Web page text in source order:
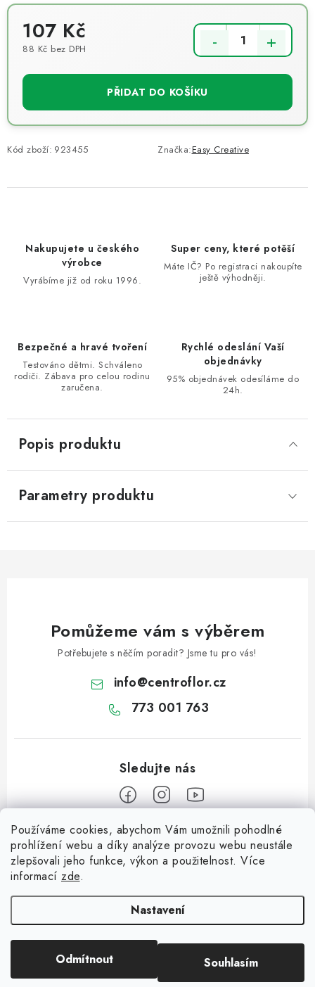
Používáme cookies, abychom Vám umožnili pohodlné
prohlížení webu a díky analýze provozu webu neustále
zlepšovali jeho funkce, výkon a použitelnost. Více
informací zde.
Nastavení
Odmítnout Souhlasím
107 Kč
88 Kč bez DPH
PŘIDAT DO KOŠÍKU
Kód zboží: 923455 Značka:Easy Creative
Nakupujete u českého
výrobce
Vyrábíme již od roku 1996.
Super ceny, které potěší
Máte IČ? Po registraci nakoupíte
ještě výhodněji.
Bezpečné a hravé tvoření
Testováno dětmi. Schváleno
rodiči. Zábava pro celou rodinu
zaručena.
Rychlé odeslání Vaší
objednávky
95% objednávek odesíláme do
24h.
Popis produktu
Parametry produktu
Pomůžeme vám s výběrem
Potřebujete s něčím poradit? Jsme tu pro vás!
info@centroflor.cz
773 001 763
Informace pro vás
Dopravné
Kontaktujte nás
Hodnocení obchodu
Tipy na tvoření
Jutový Mikuláš, anděl a čert - perfektní zábava pro děti
Mikuláš, anděl a čert - perfektní tvoření pro děti
Vytvořil Shoptet
Copyright 2026CENTROFLOR, s.r.o. . Všechna práva vyhrazena.